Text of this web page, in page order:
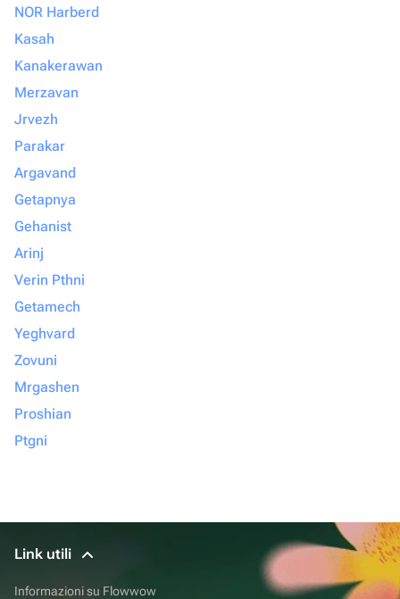
NOR Harberd
Kasah
Kanakerawan
Merzavan
Jrvezh
Parakar
Argavand
Getapnya
Gehanist
Arinj
Verin Pthni
Getamech
Yeghvard
Zovuni
Mrgashen
Proshian
Ptgni
Link utili
Informazioni su Flowwow